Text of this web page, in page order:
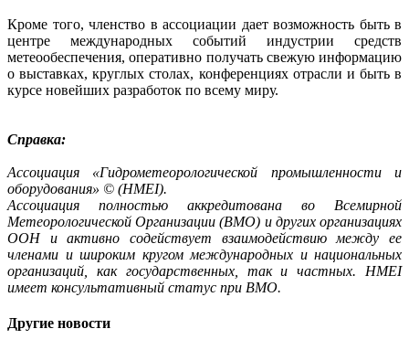
Кроме того, членство в ассоциации дает возможность быть в
центре международных событий индустрии средств
метеообеспечения, оперативно получать свежую информацию
о выставках, круглых столах, конференциях отрасли и быть в
курсе новейших разработок по всему миру.
Справка:
Ассоциация «Гидрометеорологической промышленности и
оборудования» © (HMEI).
Ассоциация полностью аккредитована во Всемирной
Метеорологической Организации (ВМО) и других организациях
ООН и активно содействует взаимодействию между ее
членами и широким кругом международных и национальных
организаций, как государственных, так и частных. HMEI
имеет консультативный статус при ВМО.
Другие новости